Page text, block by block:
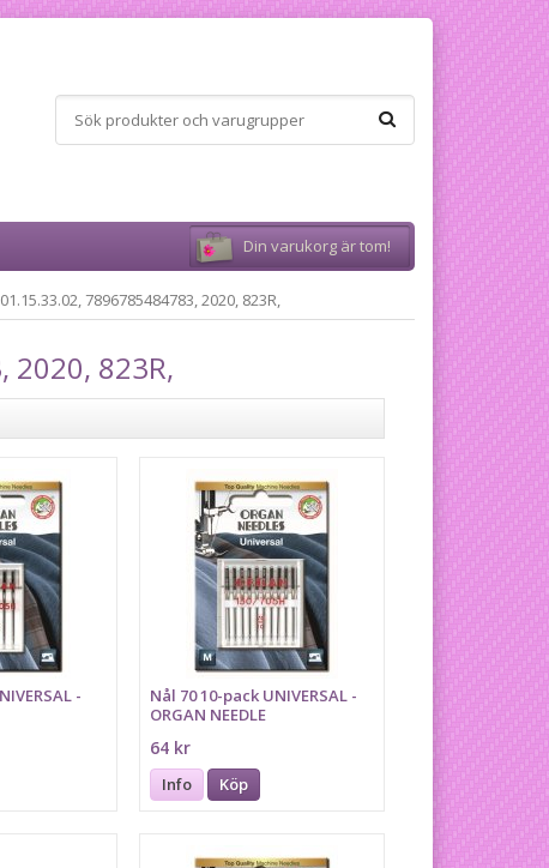
Din varukorg är tom!
7896785484783, 2020, 823R,
2020, 823R,
-
Nål 70 10-pack UNIVERSAL -
ORGAN NEEDLE
64 kr
Info Köp